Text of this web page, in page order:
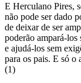
E Herculano Pires,
não pode ser dado
de deixar de ser
poderão ampará-
e ajudá-los sem
para os pais. E só o
(1)